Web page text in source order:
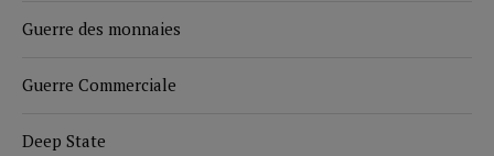
Guerre des monnaies
Guerre Commerciale
Deep State